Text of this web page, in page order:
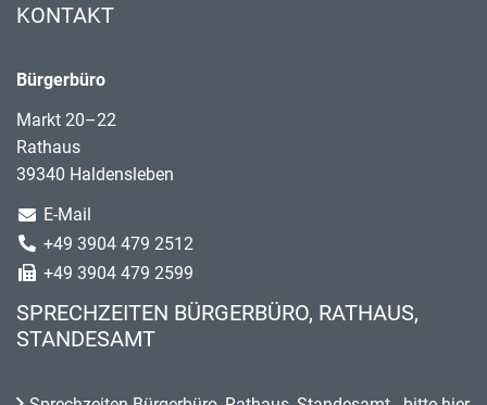
KONTAKT
Bürgerbüro
Markt 20–22
Rathaus
39340 Haldensleben
E-Mail
+49 3904 479 2512
+49 3904 479 2599
SPRECHZEITEN BÜRGERBÜRO, RATHAUS,
STANDESAMT